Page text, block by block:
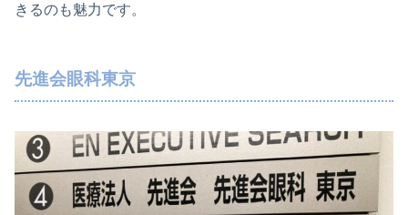
きるのも魅力です。
先進会眼科東京